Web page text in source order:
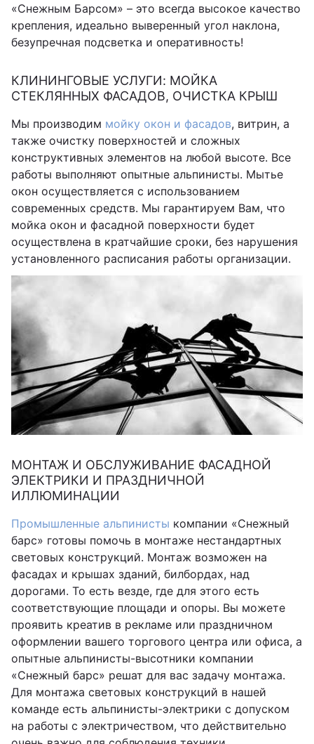
«Снежным Барсом» – это всегда высокое качество
крепления, идеально выверенный угол наклона,
безупречная подсветка и оперативность!
КЛИНИНГОВЫЕ УСЛУГИ: МОЙКА
СТЕКЛЯННЫХ ФАСАДОВ, ОЧИСТКА КРЫШ
Мы производим мойку окон и фасадов, витрин, а
также очистку поверхностей и сложных
конструктивных элементов на любой высоте. Все
работы выполняют опытные альпинисты. Мытье
окон осуществляется с использованием
современных средств. Мы гарантируем Вам, что
мойка окон и фасадной поверхности будет
осуществлена в кратчайшие сроки, без нарушения
установленного расписания работы организации.
МОНТАЖ И ОБСЛУЖИВАНИЕ ФАСАДНОЙ
ЭЛЕКТРИКИ И ПРАЗДНИЧНОЙ
ИЛЛЮМИНАЦИИ
Промышленные альпинисты компании «Снежный
барс» готовы помочь в монтаже нестандартных
световых конструкций. Монтаж возможен на
фасадах и крышах зданий, билбордах, над
дорогами. То есть везде, где для этого есть
соответствующие площади и опоры. Вы можете
проявить креатив в рекламе или праздничном
оформлении вашего торгового центра или офиса, а
опытные альпинисты-высотники компании
«Снежный барс» решат для вас задачу монтажа.
Для монтажа световых конструкций в нашей
команде есть альпинисты-электрики с допуском
на работы с электричеством, что действительно